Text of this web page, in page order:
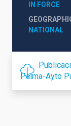
IN FORCE
NATIONAL
Palma-Ayto